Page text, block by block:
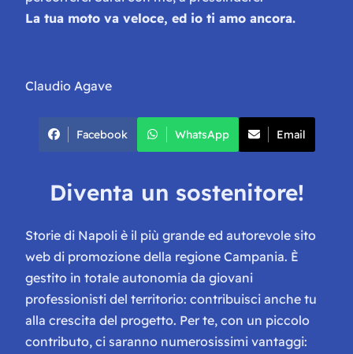
La tua moto va veloce, ed io ti amo ancora.
Claudio Agave
Facebook WhatsApp Email
Diventa un sostenitore!
Storie di Napoli è il più grande ed autorevole sito
web di promozione della regione Campania. È
gestito in totale autonomia da giovani
professionisti del territorio: contribuisci anche tu
alla crescita del progetto. Per te, con un piccolo
contributo, ci saranno numerosissimi vantaggi: